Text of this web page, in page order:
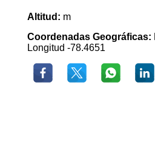
Altitud: m
Coordenadas Geográficas:
Longitud -78.4651